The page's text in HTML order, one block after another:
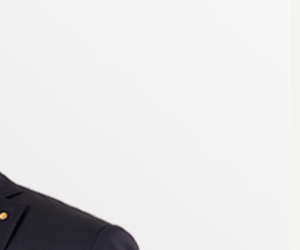
på både aktuella och framtida förmedlingar.